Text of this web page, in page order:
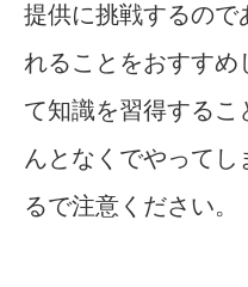
提供に挑戦するので
れることをおすすめ
て知識を習得するこ
んとなくでやって
るで注意ください。